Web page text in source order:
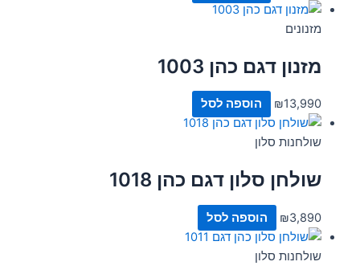
מזנונים
מזנון דגם כהן 1003
₪13,990 הוספה לסל
שולחנות סלון
שולחן סלון דגם כהן 1018
₪3,890 הוספה לסל
שולחנות סלון